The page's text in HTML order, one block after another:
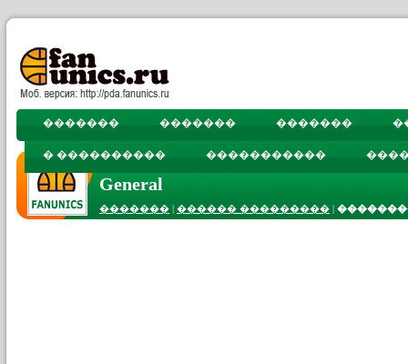
������� ������� �������
� ���������� �����������
General
������� | ������ ��������� |